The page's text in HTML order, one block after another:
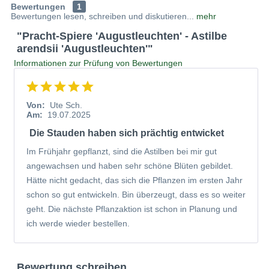
farbintensivsten Stauden für halbschattige Beete. Ihr
botanischer Name lautet
'Augustleuchten'. In diesem Abschnitt erfahren Sie alles
Wissenswerte über ihre botanische Einordnung, Herkunft
und die besonderen Eigenschaften, die sie zu einer
Bereicherung für jeden Garten machen.
Botanische Einordnung und Herkunft der Astilbe
arendsii 'Augustleuchten'
Die Gattung Astilbe gehört zur Familie der
Steinbrechgewächse (Saxifragaceae) und umfasst rund 25
Arten, die vor allem in Ostasien und Nordamerika
verbreitet sind. Die Hybride 'Augustleuchten' ist eine
Züchtung aus der Arendsii-Gruppe, die auf die Arbeit des
deutschen Gärtners Georg Arends zurückgeht. Dieser
den Garten zu gewinnen. Die Ursprungsart stammt aus
Bewertungen
1
Bewertungen lesen, schreiben und diskutieren...
mehr
"Pracht-Spiere 'Augustleuchten' - Astilbe
arendsii 'Augustleuchten'"
Informationen zur Prüfung von Bewertungen
Von:
Ute Sch.
Am:
19.07.2025
Die Stauden haben sich prächtig entwicket
Im Frühjahr gepflanzt, sind die Astilben bei mir gut
angewachsen und haben sehr schöne Blüten gebildet.
Hätte nicht gedacht, das sich die Pflanzen im ersten Jahr
schon so gut entwickeln. Bin überzeugt, dass es so weiter
geht. Die nächste Pflanzaktion ist schon in Planung und
ich werde wieder bestellen.